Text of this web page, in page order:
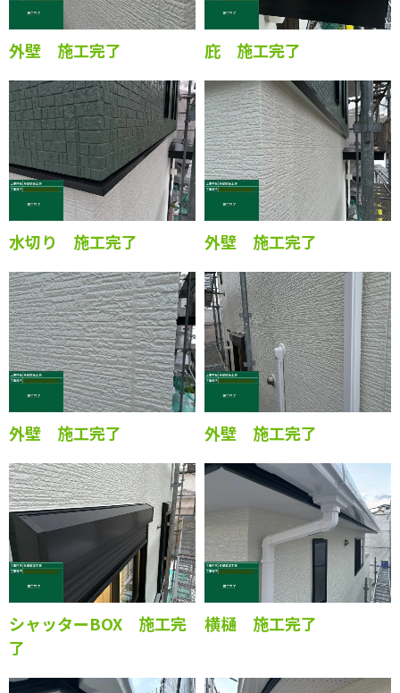
外壁 施工完了 庇 施工完了
水切り 施工完了 外壁 施工完了
外壁 施工完了 外壁 施工完了
シャッターBOX 施工完
了
横樋 施工完了